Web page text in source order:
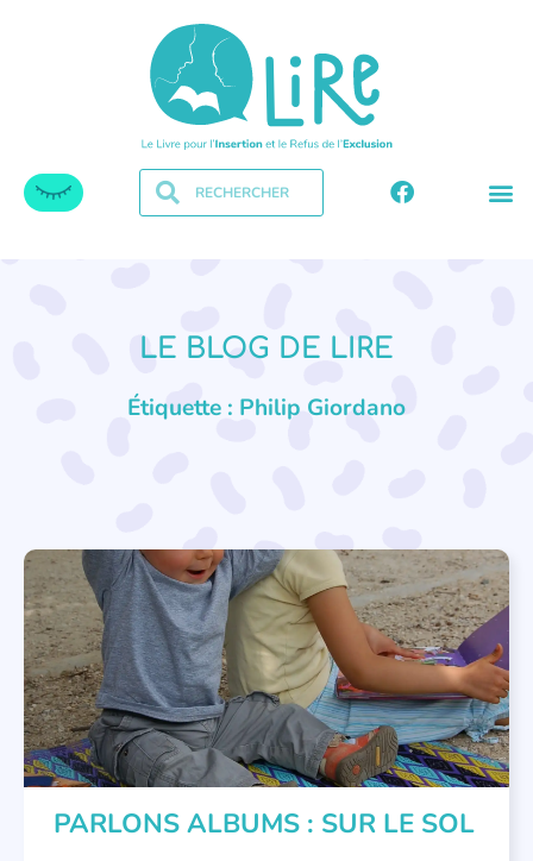
LE BLOG DE LIRE
Étiquette : Philip Giordano
LITTÉRATURE JEUNESSE , PARLONS ALBUMS
PARLONS ALBUMS : SUR LE SOL